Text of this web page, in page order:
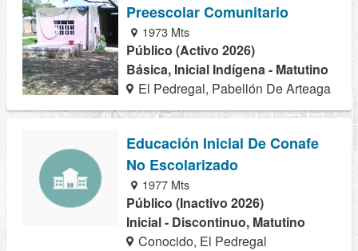
Preescolar Comunitario
1973 Mts
Público (Activo 2026)
Básica, Inicial Indígena - Matutino
El Pedregal, Pabellón De Arteaga
Educación Inicial De Conafe
No Escolarizado
1977 Mts
Público (Inactivo 2026)
Inicial - Discontinuo, Matutino
Conocido, El Pedregal